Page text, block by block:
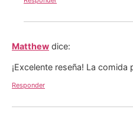
Matthew dice:
¡Excelente reseña! La comida
Responder